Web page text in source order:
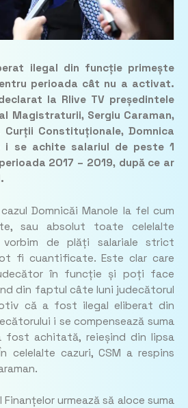
ilegal din funcție primește
perioada cât nu a activat.
la Rlive TV președintele
Magistraturii, Sergiu Caraman,
Constituționale, Domnica
i se achite salariul de peste 1
2017 – 2019, după ce ar
Domnicăi Manole la fel cum
sau absolut toate celelalte
vorbim de plăți salariale strict
fi cuantificate. Este clar care
în funcție și poți face
din faptul câte luni judecătorul
că a fost ilegal eliberat din
i se compensează suma
fost achitată, reieșind din lipsa
celelalte cazuri, CSM a respins
urmează să aloce suma